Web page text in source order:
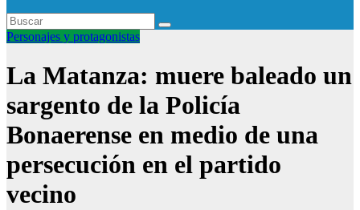
Personajes y protagonistas
La Matanza: muere baleado un
sargento de la Policía
Bonaerense en medio de una
persecución en el partido
vecino